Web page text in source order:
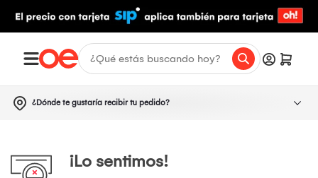
¿Dónde te gustaría recibir tu pedido?
¡Lo sentimos!